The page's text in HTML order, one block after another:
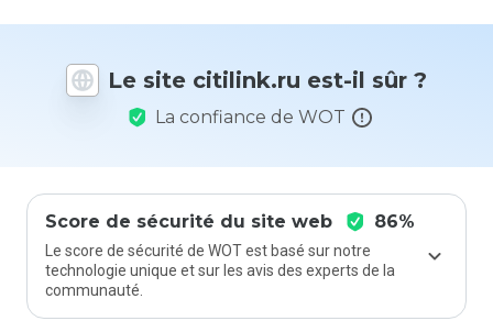
Le site citilink.ru est-il sûr ?
La confiance de WOT
Score de sécurité du site web 86%
Le score de sécurité de WOT est basé sur notre
technologie unique et sur les avis des experts de la
communauté.
donneriez-